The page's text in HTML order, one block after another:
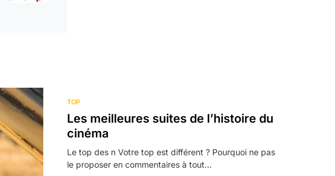
TOP
Les meilleures suites de l’histoire du
cinéma
Le top des n Votre top est différent ? Pourquoi ne pas
le proposer en commentaires à tout…